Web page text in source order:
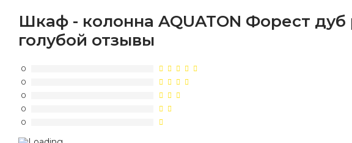
Шкаф - колонна AQUATON Форест
голубой отзывы
0
0
0
0
0